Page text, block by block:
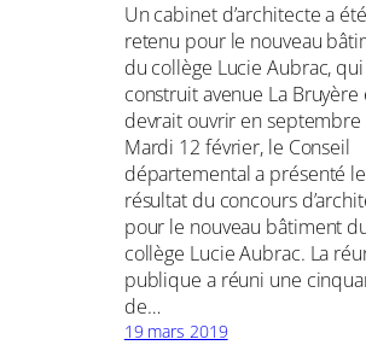
Un cabinet d’architecte a été
retenu pour le nouveau
du collège Lucie Aubrac,
construit avenue La Bruyère
devrait ouvrir en septembre
Mardi 12 février, le Conseil
départemental a présenté le
résultat du concours
pour le nouveau bâtiment
collège Lucie Aubrac. La
publique a réuni une
de…
19 mars 2019